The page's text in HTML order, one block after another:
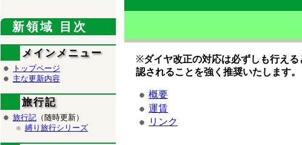
※ダイヤ改正の対応は必ずしも行え
認されることを強く推奨いたします。
概要
運賃
リンク
新領域 目次
メインメニュー
トップページ
主な更新内容
旅行記
旅行記 （随時更新）
縛り旅行シリーズ